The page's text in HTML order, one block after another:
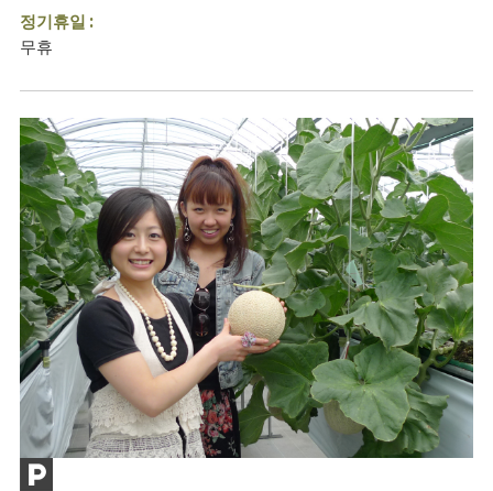
정기휴일 :
무휴